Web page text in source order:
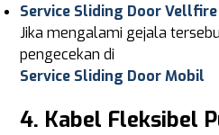
Service Sliding Door Vellfire
Jika mengalami gejala
pengecekan di
Service Sliding Door Mobil
4. Kabel Fleksibel